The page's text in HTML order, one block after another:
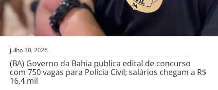
julho 30, 2026
(BA) Governo da Bahia publica edital de concurso
com 750 vagas para Polícia Civil; salários chegam a R$
16,4 mil